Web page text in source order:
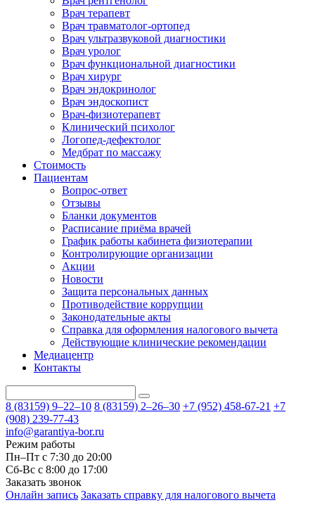
Врач терапевт
Врач травматолог-ортопед
Врач ультразвуковой диагностики
Врач уролог
Врач функциональной диагностики
Врач хирург
Врач эндокринолог
Врач эндоскопист
Врач-физиотерапевт
Клинический психолог
Логопед-дефектолог
Медбрат по массажу
Стоимость
Пациентам
Вопрос-ответ
Отзывы
Бланки документов
Расписание приёма врачей
График работы кабинета физиотерапии
Контролирующие организации
Акции
Новости
Защита персональных данных
Противодействие коррупции
Законодательные акты
Справка для оформления налогового вычета
Действующие клинические рекомендации
Медиацентр
Контакты
8 (83159) 9–22–10 8 (83159) 2–26–30 +7 (952) 458-67-21 +7
(908) 239-77-43
info@garantiya-bor.ru
Режим работы
Пн–Пт с 7:30 до 20:00
Cб-Вс с 8:00 до 17:00
Заказать звонок
Онлайн запись Заказать справку для налогового вычета